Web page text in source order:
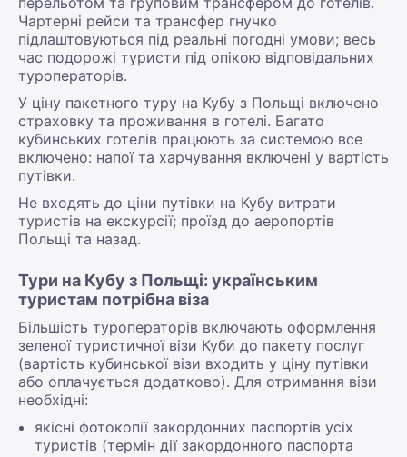
Чартерні рейси та трансфер гнучко
підлаштовуються під реальні погодні умови; весь
час подорожі туристи під опікою відповідальних
туроператорів.
У ціну пакетного туру на Кубу з Польщі включено
страховку та проживання в готелі. Багато
кубинських готелів працюють за системою все
включено: напої та харчування включені у вартість
путівки.
Не входять до ціни путівки на Кубу витрати
туристів на екскурсії; проїзд до аеропортів
Польщі та назад.
Тури на Кубу з Польщі: українським
туристам потрібна віза
Більшість туроператорів включають оформлення
зеленої туристичної візи Куби до пакету послуг
(вартість кубинської візи входить у ціну путівки
або оплачується додатково). Для отримання візи
необхідні:
якісні фотокопії закордонних паспортів усіх
туристів (термін дії закордонного паспорта